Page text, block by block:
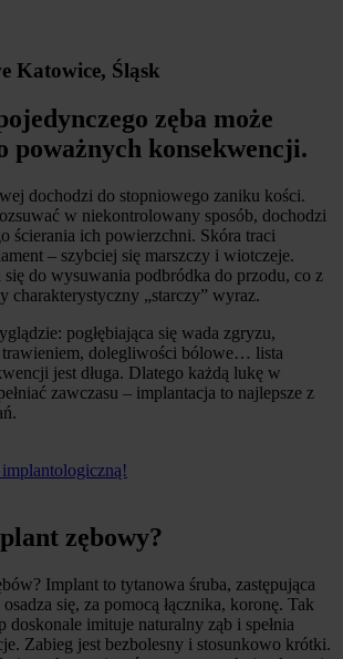
Katowice, Śląsk
zęba może
poważnych konsekwencji.
dochodzi do stopniowego zaniku kości.
w niekontrolowany sposób, dochodzi
ścierania ich powierzchni. Skóra traci
– szybciej się marszczy i wiotczeje.
do wysuwania podbródka do przodu, co z
charakterystyczny „starczy” wyraz.
pogłębiająca się wada zgryzu,
trawieniem, dolegliwości bólowe… lista
jest długa. Dlatego każdą lukę w
zawczasu – implantacja to najlepsze z
zębowy?
Implant to tytanowa śruba, zastępująca
się, za pomocą łącznika, koronę. Tak
doskonale imituje naturalny ząb i spełnia
Zabieg jest bezbolesny i stosunkowo krótki.